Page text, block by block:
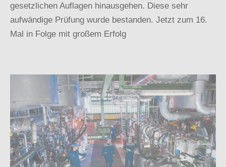
gesetzlichen Auflagen hinausgehen. Diese sehr
aufwändige Prüfung wurde bestanden. Jetzt zum 16.
Mal in Folge mit großem Erfolg